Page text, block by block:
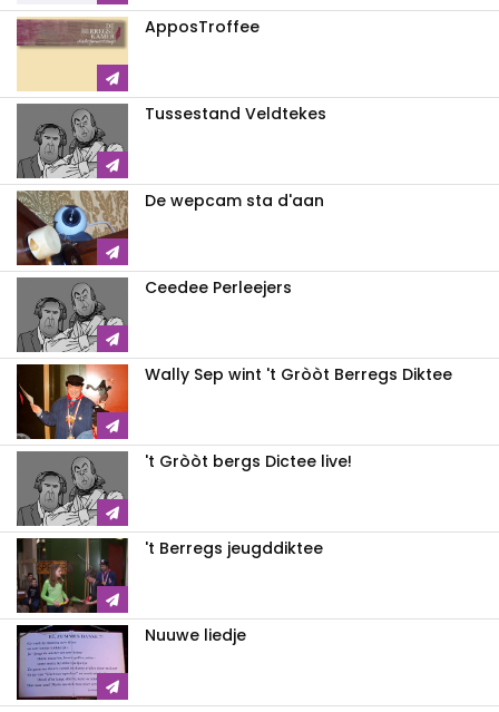
ApposTroffee
Tussestand Veldtekes
De wepcam sta d'aan
Ceedee Perleejers
Wally Sep wint 't Gròòt Berregs Diktee
't Gròòt bergs Dictee live!
't Berregs jeugddiktee
Nuuwe liedje